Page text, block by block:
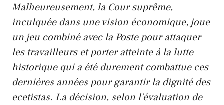
Malheureusement, la Cour suprême,
inculquée dans une vision économique, joue
un jeu combiné avec la Poste pour attaquer
les travailleurs et porter atteinte à la lutte
historique qui a été durement combattue ces
dernières années pour garantir la dignité des
ecetistas. La décision, selon l'évaluation de